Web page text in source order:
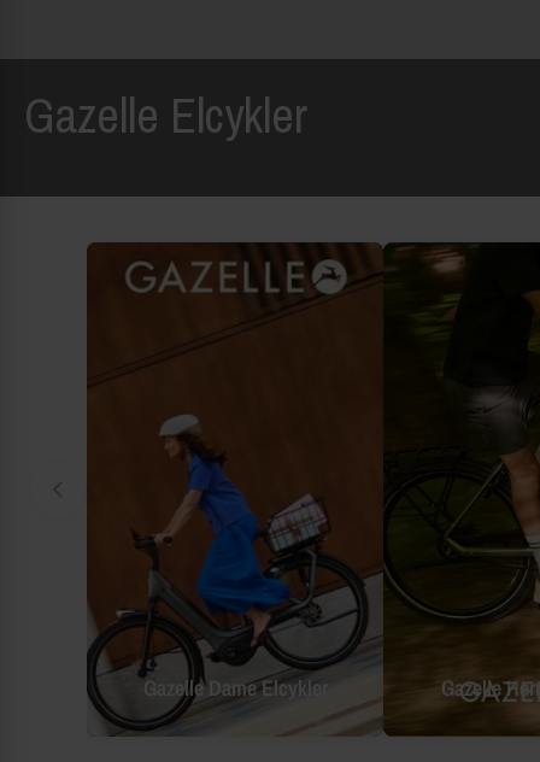
Gazelle Elcykler
Gazelle Dame Elcykler Gazelle